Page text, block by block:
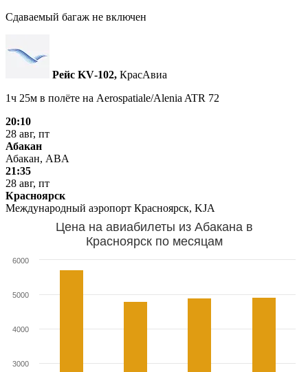
Сдаваемый багаж не включен
Рейс KV‑102, КрасАвиа
1ч 25м в полёте на Aerospatiale/Alenia ATR 72
20:10
28 авг, пт
Абакан
Абакан, ABA
21:35
28 авг, пт
Красноярск
Международный аэропорт Красноярск, KJA
Цена на авиабилеты из Абакана в
Красноярск по месяцам
3000
4000
5000
6000